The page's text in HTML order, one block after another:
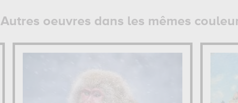
Autres oeuvres dans les mêmes